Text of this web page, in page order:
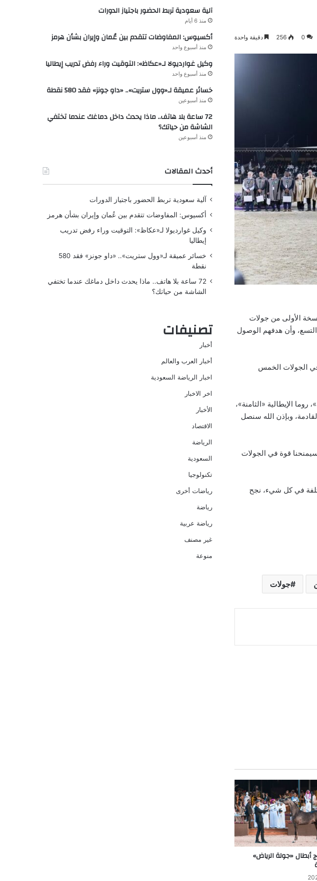
0
256 دقيقة واحدة
الأولى من جولات
وأن هدفهم الوصول
الجولات الخمس
الإيطالية «الثامنة»،
وبإذن الله سنصل
سيمنحنا قوة في الجولات
في كل شيء، نجح
جولات
أبطال «جولة الرياض»
آلية سعودية تربط الحضور باجتياز الدورات
منذ 6 أيام
أكسيوس: المفاوضات تتقدم بين عُمان وإيران بشأن هرمز
منذ أسبوع واحد
وكيل غوارديولا لـ«عكاظ»: التوقيت وراء رفض تدريب إيطاليا
منذ أسبوع واحد
خسائر عميقة لـ«وول ستريت».. «داو جونز» فقد 580 نقطة
منذ أسبوعين
72 ساعة بلا هاتف.. ماذا يحدث داخل دماغك عندما تختفي
الشاشة من حياتك؟
منذ أسبوعين
أحدث المقالات
آلية سعودية تربط الحضور باجتياز الدورات
أكسيوس: المفاوضات تتقدم بين عُمان وإيران بشأن هرمز
وكيل غوارديولا لـ«عكاظ»: التوقيت وراء رفض تدريب
إيطاليا
خسائر عميقة لـ«وول ستريت».. «داو جونز» فقد 580
نقطة
72 ساعة بلا هاتف.. ماذا يحدث داخل دماغك عندما تختفي
الشاشة من حياتك؟
تصنيفات
أخبار
أخبار العرب والعالم
اخبار الرياضة السعودية
اخر الاخبار
الأخبار
الاقتصاد
الرياضة
السعودية
تكنولوجيا
رياضات أخرى
رياضة
رياضة عربية
غير مصنف
منوعة